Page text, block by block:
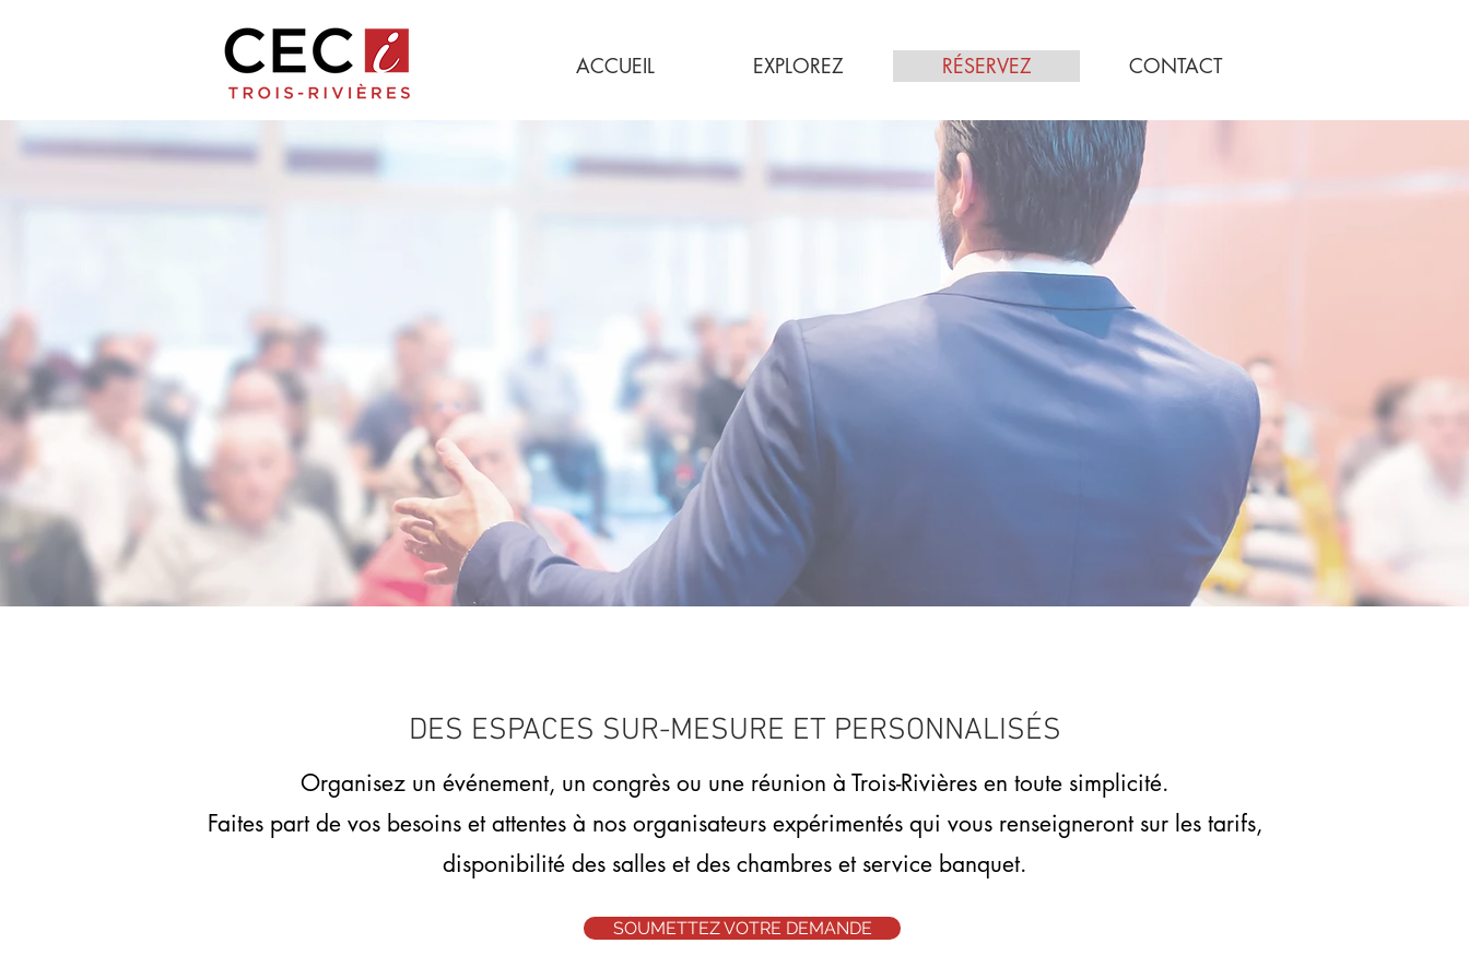
ACCUEIL EXPLOREZ RÉSERVEZ CONTACT
​DES ESPACES SUR-MESURE ET PERSONNALISÉS
Organisez un événement, un congrès ou une réunion à Trois-Rivières en toute simplicité.
Faites part de vos besoins et attentes à nos organisateurs expérimentés qui vous renseigneront sur les tarifs,
disponibilité des salles et des chambres et service banquet.
SOUMETTEZ VOTRE DEMANDE